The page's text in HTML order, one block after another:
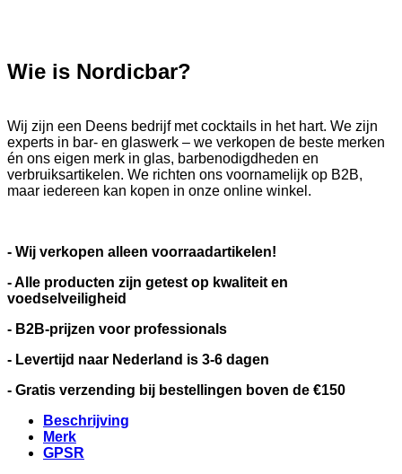
Wie is Nordicbar?
Wij zijn een Deens bedrijf met cocktails in het hart. We zijn
experts in bar- en glaswerk – we verkopen de beste merken
én ons eigen merk in glas, barbenodigdheden en
verbruiksartikelen. We richten ons voornamelijk op B2B,
maar iedereen kan kopen in onze online winkel.
- Wij verkopen alleen voorraadartikelen!
- Alle producten zijn getest op kwaliteit en
voedselveiligheid
- B2B-prijzen voor professionals
- Levertijd naar Nederland is 3-6 dagen
- Gratis verzending bij bestellingen boven de €150
Beschrijving
Merk
GPSR